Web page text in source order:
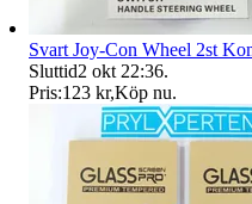
Svart Joy-Con Wheel 2st
Sluttid2 okt 22:36.
Pris:123 kr,Köp nu.